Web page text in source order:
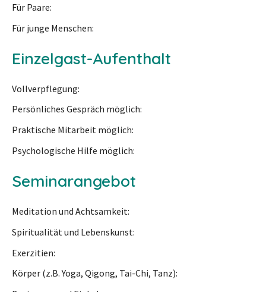
Für Paare
Für junge Menschen
Einzelgast-Aufenthalt
Vollverpflegung
Persönliches Gespräch möglich
Praktische Mitarbeit möglich
Psychologische Hilfe möglich
Seminarangebot
Meditation und Achtsamkeit
Spiritualität und Lebenskunst
Exerzitien
Körper (z.B. Yoga, Qigong, Tai-Chi, Tanz)